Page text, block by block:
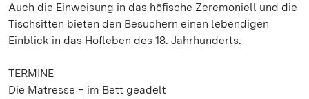
Auch die Einweisung in das höfische Zeremoniell und die
Tischsitten bieten den Besuchern einen lebendigen
Einblick in das Hofleben des 18. Jahrhunderts.
TERMINE
Die Mätresse – im Bett geadelt